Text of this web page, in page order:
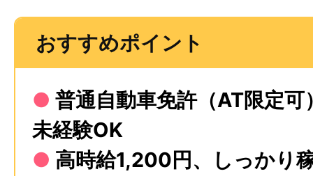
おすすめポイント
● 普通⾃動⾞免許（AT限定
未経験OK
● 高時給1,200円、しっかり